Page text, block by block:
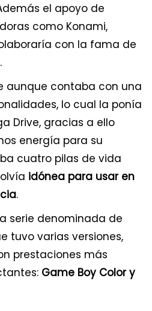
el apoyo de
como Konami,
con la fama de
aunque contaba con una
lo cual la ponía
Drive, gracias a ello
energía para su
cuatro pilas de vida
idónea para usar en
.
serie denominada de
tuvo varias versiones,
prestaciones más
Game Boy Color y